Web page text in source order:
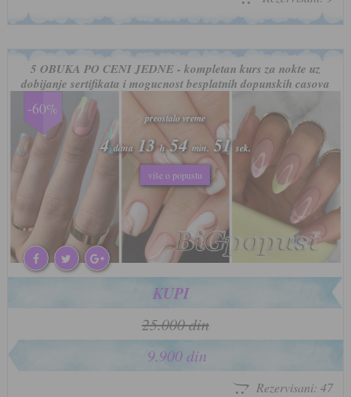
5 OBUKA PO CENI JEDNE - kompletan kurs za nokte uz
dobijanje sertifikata i mogucnost besplatnih dopunskih casova
-60%
preostalo vreme
4dana 13h 54 min. 48sek.
više o popustu
preostalo vreme
4dana 13h 54 min. 48sek.
više o popustu
KUPI
25.000 din
9.900 din
Rezervisani: 47